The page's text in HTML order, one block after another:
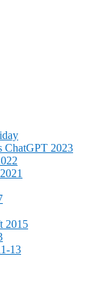
ChatGPT 2023
2015
13